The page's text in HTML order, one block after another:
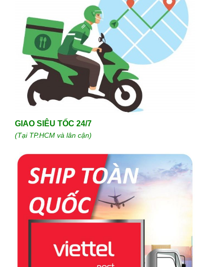
GIAO SIÊU TỐC 24/7
(Tại TP.HCM và lân cận)